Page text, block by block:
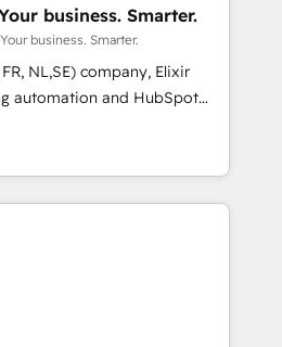
through creating
from a well-defined
and reported on with clear
driven by core values; Joy, Grit,
the
and its clientele, and
Elixir Solutions - Your business. Smarter.
business. Smarter.
NL,SE) company, Elixir
automation and HubSpot
services to mid-market
sales,
department operates in the
at the same time
Elixir is located in
sales and service